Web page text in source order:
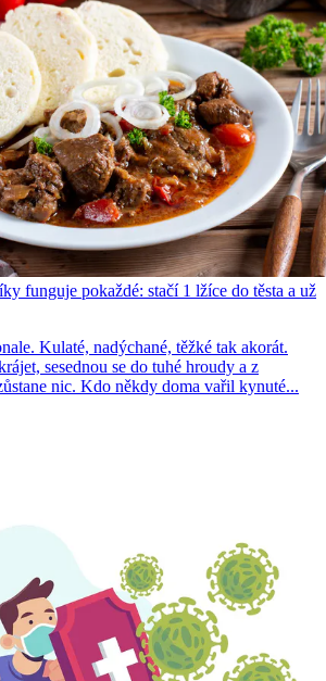
funguje pokaždé: stačí 1 lžíce do těsta a už
Kulaté, nadýchané, těžké tak akorát.
sesednou se do tuhé hroudy a z
nic. Kdo někdy doma vařil kynuté...